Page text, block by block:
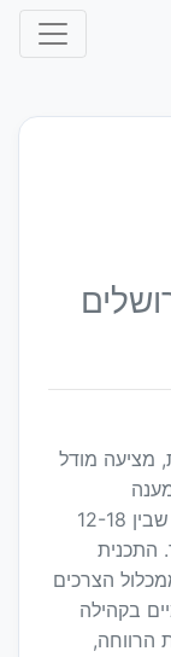
מציעה מודל
מניעתי-טיפולי לבני נוער בסיכון בגילאים שבין 12-18
התכנית
הצרכים
בקהילה
הרווחה,